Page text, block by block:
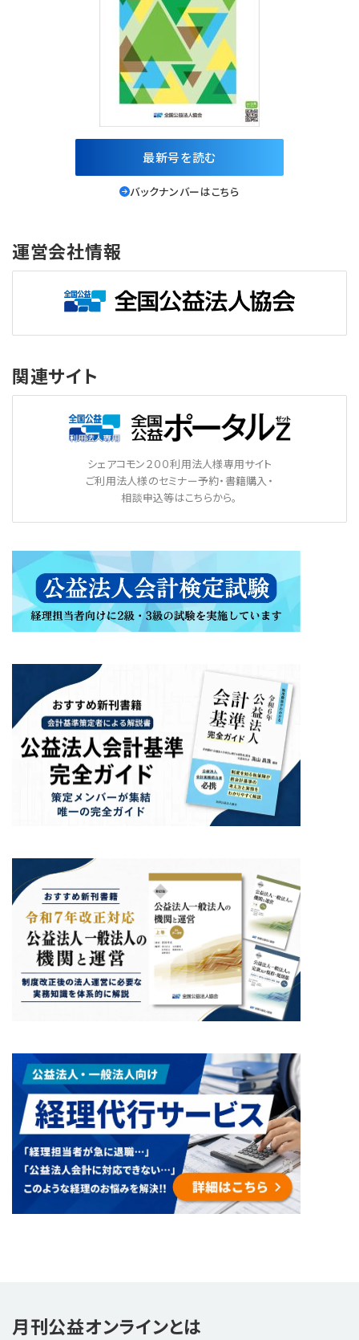
最新号を読む
バックナンバーはこちら
運営会社情報
関連サイト
シェアコモン２００利用法人様専用サイト
ご利用法人様のセミナー予約・書籍購入・
相談申込等はこちらから。
月刊公益オンラインとは